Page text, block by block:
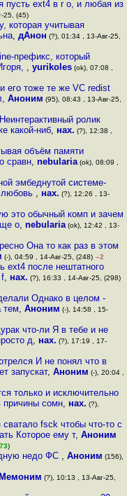
пусть ext4 в r o, и любая из
25, (45)
которая учитывая
, дАнон (?), 01:34 , 13-Авг-25,
префикс, который
, yurikoles(ok), 07:08 ,
его тоже те же VC redist
,Аноним (95), 08:43 , 13-Авг-25,
ролик
какой-ниб, нах. (?), 12:38 ,
объём памяти
сравн, nebularia(ok), 08:09 ,
эмбеднутой системе-
, нах. (?), 12:26 , 13-
это обычный комп и зачем
о, nebularia(ok), 12:42 , 13-
Она то как раз в этом
(-), 04:59 , 14-Авг-25, (248) –2
ext4 после нештатного
f, нах. (?), 16:33 , 14-Авг-25, (298)
Однако в целом -
тем,Аноним (-), 14:58 , 15-
что-ли Я в тебе и не
д, нах. (?), 17:19 , 17-
И не понял что в
запускат, Аноним (-), 20:04 ,
только и исключительно
причины сомн, нах. (?),
fsck чтобы что-то с
Которое ему т, Аноним
)
недо ФС ,Аноним (156),
Мемоним (?), 10:13 , 13-Авг-25,